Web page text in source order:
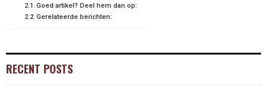
Goed artikel? Deel hem dan op:
Gerelateerde berichten:
RECENT POSTS